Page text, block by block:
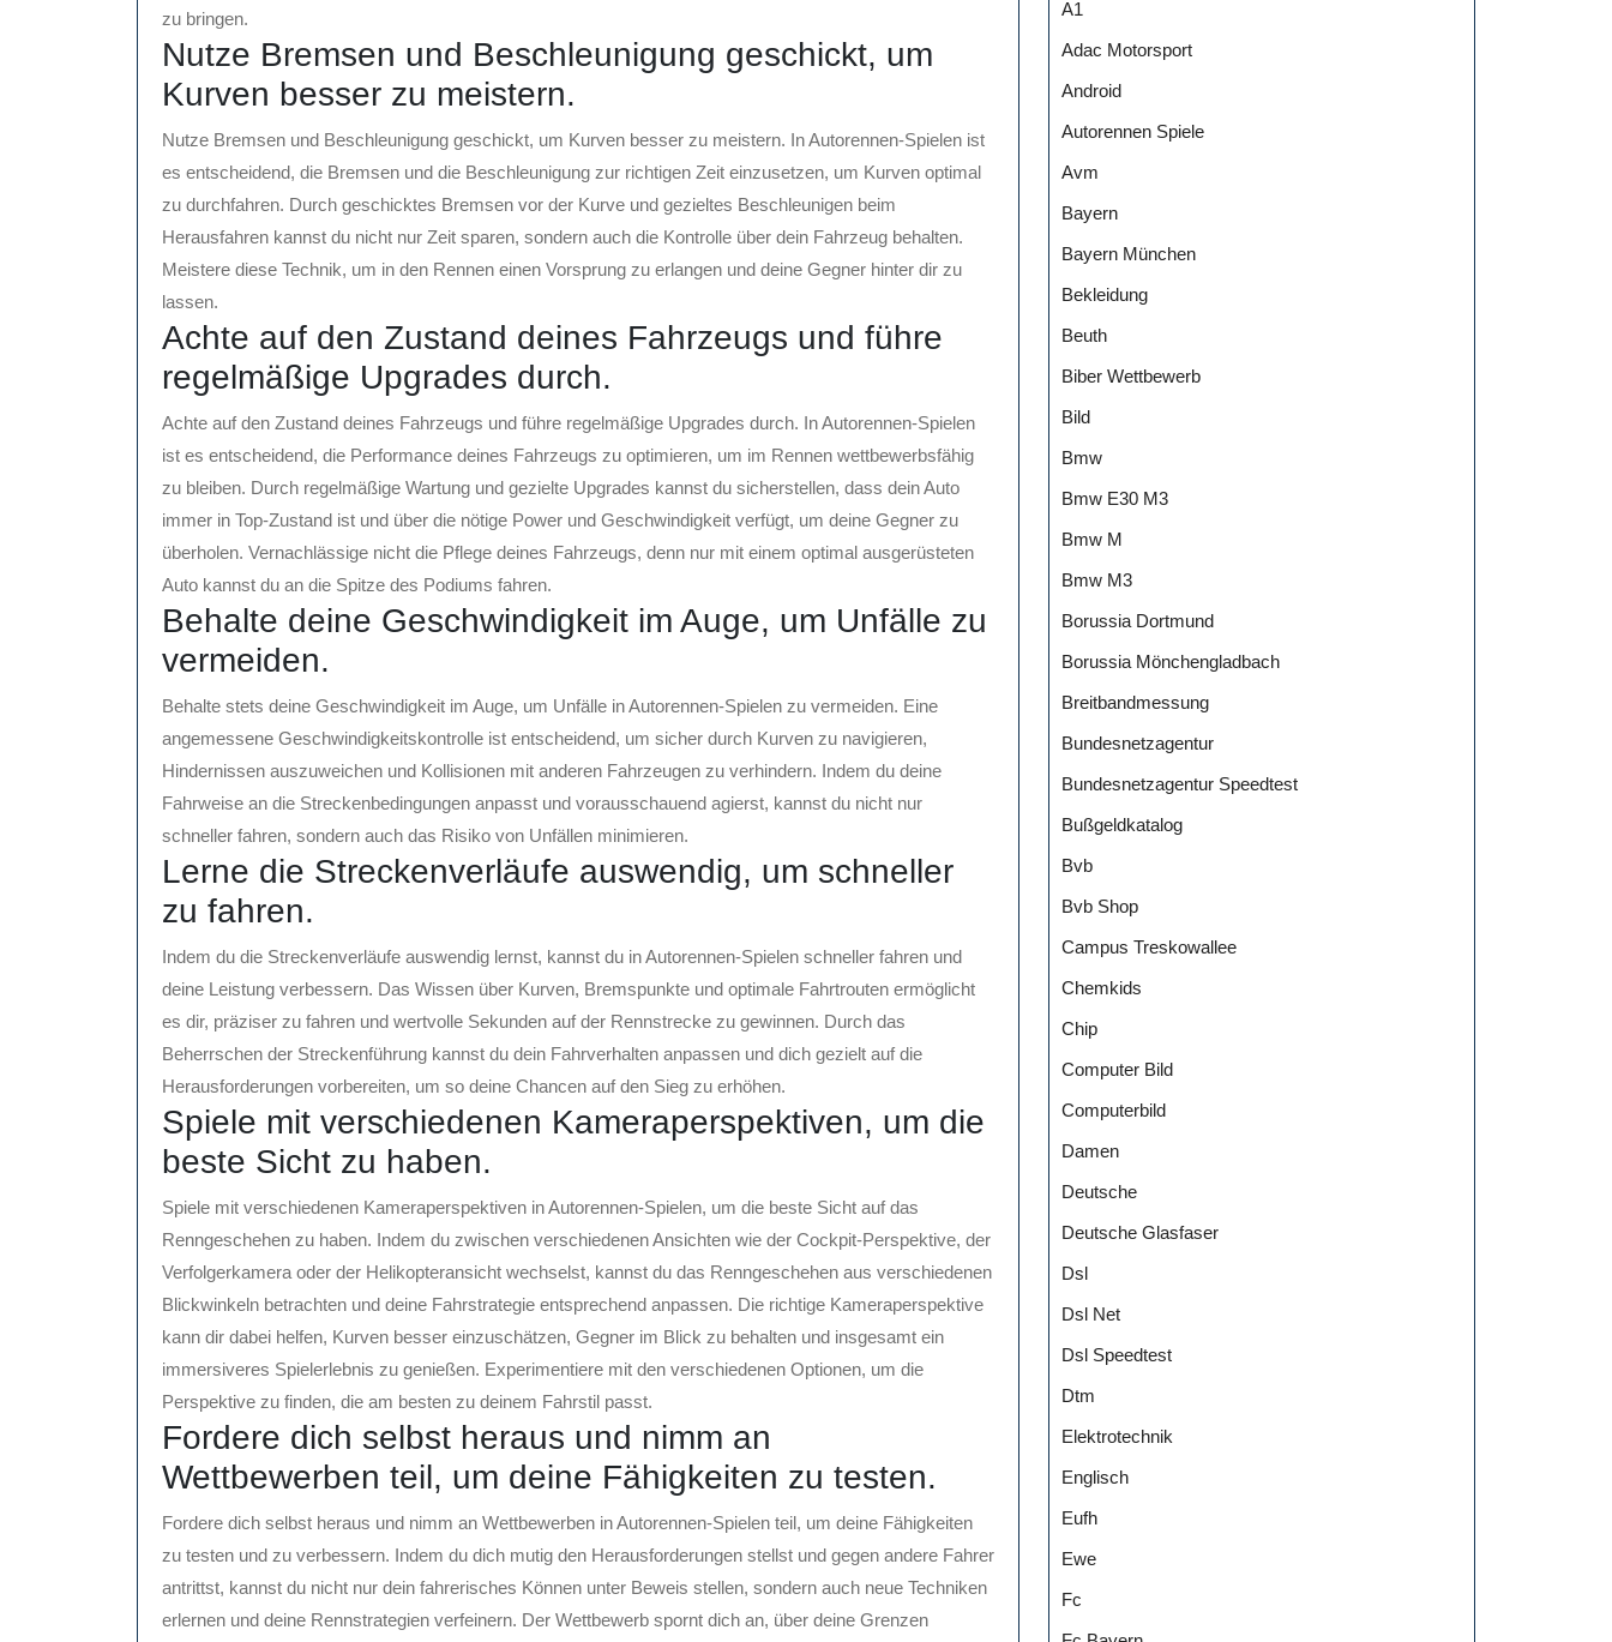
zu bringen.
Nutze Bremsen und Beschleunigung geschickt, um
Kurven besser zu meistern.
Nutze Bremsen und Beschleunigung geschickt, um Kurven besser zu meistern. In Autorennen-Spielen ist
es entscheidend, die Bremsen und die Beschleunigung zur richtigen Zeit einzusetzen, um Kurven optimal
zu durchfahren. Durch geschicktes Bremsen vor der Kurve und gezieltes Beschleunigen beim
Herausfahren kannst du nicht nur Zeit sparen, sondern auch die Kontrolle über dein Fahrzeug behalten.
Meistere diese Technik, um in den Rennen einen Vorsprung zu erlangen und deine Gegner hinter dir zu
lassen.
Achte auf den Zustand deines Fahrzeugs und führe
regelmäßige Upgrades durch.
Achte auf den Zustand deines Fahrzeugs und führe regelmäßige Upgrades durch. In Autorennen-Spielen
ist es entscheidend, die Performance deines Fahrzeugs zu optimieren, um im Rennen wettbewerbsfähig
zu bleiben. Durch regelmäßige Wartung und gezielte Upgrades kannst du sicherstellen, dass dein Auto
immer in Top-Zustand ist und über die nötige Power und Geschwindigkeit verfügt, um deine Gegner zu
überholen. Vernachlässige nicht die Pflege deines Fahrzeugs, denn nur mit einem optimal ausgerüsteten
Auto kannst du an die Spitze des Podiums fahren.
Behalte deine Geschwindigkeit im Auge, um Unfälle zu
vermeiden.
Behalte stets deine Geschwindigkeit im Auge, um Unfälle in Autorennen-Spielen zu vermeiden. Eine
angemessene Geschwindigkeitskontrolle ist entscheidend, um sicher durch Kurven zu navigieren,
Hindernissen auszuweichen und Kollisionen mit anderen Fahrzeugen zu verhindern. Indem du deine
Fahrweise an die Streckenbedingungen anpasst und vorausschauend agierst, kannst du nicht nur
schneller fahren, sondern auch das Risiko von Unfällen minimieren.
Lerne die Streckenverläufe auswendig, um schneller
zu fahren.
Indem du die Streckenverläufe auswendig lernst, kannst du in Autorennen-Spielen schneller fahren und
deine Leistung verbessern. Das Wissen über Kurven, Bremspunkte und optimale Fahrtrouten ermöglicht
es dir, präziser zu fahren und wertvolle Sekunden auf der Rennstrecke zu gewinnen. Durch das
Beherrschen der Streckenführung kannst du dein Fahrverhalten anpassen und dich gezielt auf die
Herausforderungen vorbereiten, um so deine Chancen auf den Sieg zu erhöhen.
Spiele mit verschiedenen Kameraperspektiven, um die
beste Sicht zu haben.
Spiele mit verschiedenen Kameraperspektiven in Autorennen-Spielen, um die beste Sicht auf das
Renngeschehen zu haben. Indem du zwischen verschiedenen Ansichten wie der Cockpit-Perspektive, der
Verfolgerkamera oder der Helikopteransicht wechselst, kannst du das Renngeschehen aus verschiedenen
Blickwinkeln betrachten und deine Fahrstrategie entsprechend anpassen. Die richtige Kameraperspektive
kann dir dabei helfen, Kurven besser einzuschätzen, Gegner im Blick zu behalten und insgesamt ein
immersiveres Spielerlebnis zu genießen. Experimentiere mit den verschiedenen Optionen, um die
Perspektive zu finden, die am besten zu deinem Fahrstil passt.
Fordere dich selbst heraus und nimm an
Wettbewerben teil, um deine Fähigkeiten zu testen.
Fordere dich selbst heraus und nimm an Wettbewerben in Autorennen-Spielen teil, um deine Fähigkeiten
zu testen und zu verbessern. Indem du dich mutig den Herausforderungen stellst und gegen andere Fahrer
antrittst, kannst du nicht nur dein fahrerisches Können unter Beweis stellen, sondern auch neue Techniken
erlernen und deine Rennstrategien verfeinern. Der Wettbewerb spornt dich an, über deine Grenzen
A1
Adac Motorsport
Android
Autorennen Spiele
Avm
Bayern
Bayern München
Bekleidung
Beuth
Biber Wettbewerb
Bild
Bmw
Bmw E30 M3
Bmw M
Bmw M3
Borussia Dortmund
Borussia Mönchengladbach
Breitbandmessung
Bundesnetzagentur
Bundesnetzagentur Speedtest
Bußgeldkatalog
Bvb
Bvb Shop
Campus Treskowallee
Chemkids
Chip
Computer Bild
Computerbild
Damen
Deutsche
Deutsche Glasfaser
Dsl
Dsl Net
Dsl Speedtest
Dtm
Elektrotechnik
Englisch
Eufh
Ewe
Fc